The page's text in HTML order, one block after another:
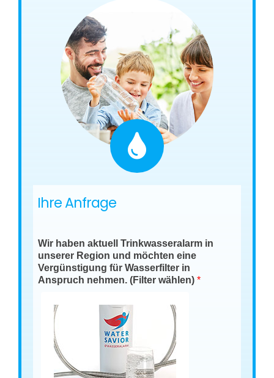
Ihre Anfrage
Wir haben aktuell Trinkwasseralarm in
unserer Region und möchten eine
Vergünstigung für Wasserfilter in
Anspruch nehmen. (Filter wählen)*